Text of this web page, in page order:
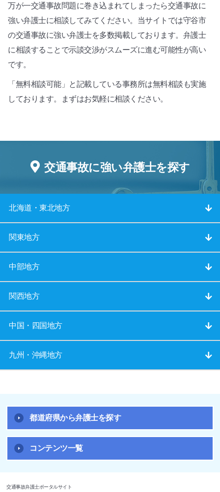
万が一交通事故問題に巻き込まれてしまったら交通事故に
強い弁護士に相談してみてください。当サイトでは守谷市
の交通事故に強い弁護士を多数掲載しております。弁護士
に相談することで示談交渉がスムーズに進む可能性が高い
です。
「無料相談可能」と記載している事務所は無料相談も実施
しております。まずはお気軽に相談ください。
交通事故に強い弁護士を探す
北海道・東北地方
関東地方
中部地方
関西地方
中国・四国地方
九州・沖縄地方
都道府県から弁護士を探す
コンテンツ一覧
交通事故弁護士ポータルサイト